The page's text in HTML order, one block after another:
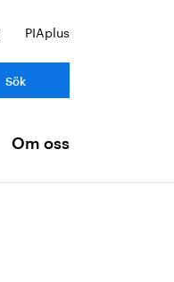
PIAplus
Om oss